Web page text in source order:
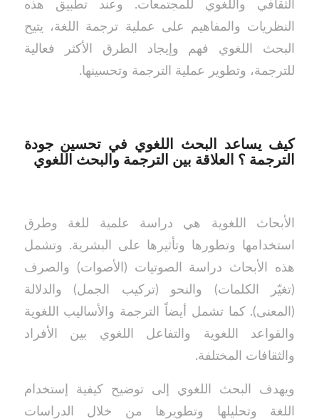
الثقافي واللغوي للمجتمعات. وعند تطبيق هذه
النظريات والمفاهيم على عملية ترجمة اللغة، يتيح
البحث اللغوي فهم وإيجاد الطرق الأكثر فعالية
للترجمة، وتطوير عملية الترجمة وتحسينها.
كيف يساعد البحث اللغوي في تحسين جودة
الترجمة ؟ العلاقة بين الترجمة والبحث اللغوي
الأبحاث اللغوية هي دراسة علمية للغة وطرق
استخدامها وتطورها وتأثيرها على البشرية. وتشمل
هذه الأبحاث دراسة الصوتيات (الأصوات) والصرف
(تغيّر الكلمات) والنحو (تركيب الجمل) والدلالة
(المعنى). كما تشمل أيضاً الترجمة والأساليب اللغوية
والقواعد اللغوية والتفاعل اللغوي بين الأفراد
والثقافات المختلفة.
ويهدف البحث اللغوي إلى توضيح كيفية إستخدام
اللغة وتحليلها وتطويرها من خلال الدراسات